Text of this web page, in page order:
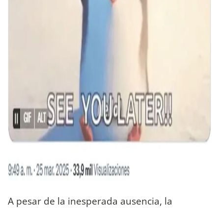
A pesar de la inesperada ausencia, la